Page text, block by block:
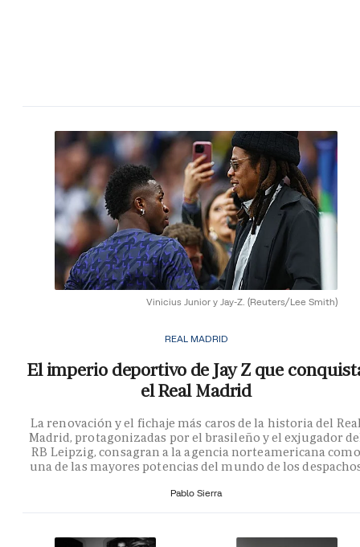
Vinicius Junior y Jay-Z. (Reuters/Lee Smith)
REAL MADRID
El imperio deportivo de Jay Z que
el Real Madrid
La renovación y el fichaje más caros de la historia del
Madrid, protagonizadas por el brasileño y el exjugador
RB Leipzig, consagran a la agencia norteamericana como
una de las mayores potencias del mundo de los
Pablo Sierra